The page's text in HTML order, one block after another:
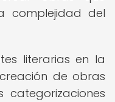
complejidad del
literarias en la
de obras